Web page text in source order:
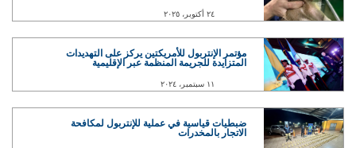
٢٤ أكتوبر، ٢٠٢٥
مؤتمر الإنتربول للأمريكتين يركز على التهديدات
المتزايدة للجريمة المنظمة عبر الإقليمية
١١ سبتمبر، ٢٠٢٤
ضبطيات قياسية في عملية للإنتربول لمكافحة
الاتجار بالمخدرات